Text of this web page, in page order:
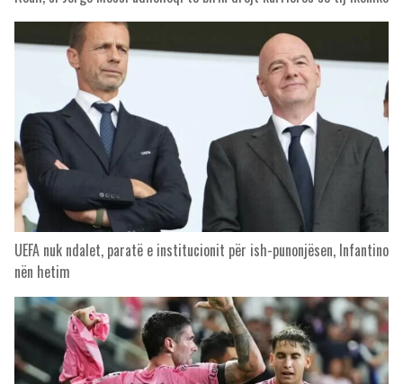
UEFA nuk ndalet, paratë e institucionit për ish-punonjësen, Infantino
nën hetim